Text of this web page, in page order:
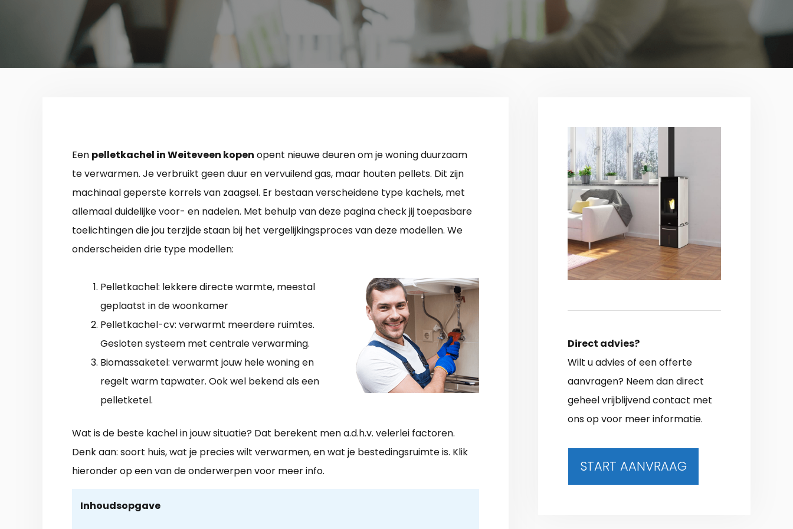
Een pelletkachel in Weiteveen kopen opent nieuwe deuren om je woning duurzaam
te verwarmen. Je verbruikt geen duur en vervuilend gas, maar houten pellets. Dit zijn
machinaal geperste korrels van zaagsel. Er bestaan verscheidene type kachels, met
allemaal duidelijke voor- en nadelen. Met behulp van deze pagina check jij toepasbare
toelichtingen die jou terzijde staan bij het vergelijkingsproces van deze modellen. We
onderscheiden drie type modellen:
Pelletkachel: lekkere directe warmte, meestal
geplaatst in de woonkamer
Pelletkachel-cv: verwarmt meerdere ruimtes.
Gesloten systeem met centrale verwarming.
Biomassaketel: verwarmt jouw hele woning en
regelt warm tapwater. Ook wel bekend als een
pelletketel.
Wat is de beste kachel in jouw situatie? Dat berekent men a.d.h.v. velerlei factoren.
Denk aan: soort huis, wat je precies wilt verwarmen, en wat je bestedingsruimte is. Klik
hieronder op een van de onderwerpen voor meer info.
Inhoudsopgave
Direct advies?
Wilt u advies of een offerte
aanvragen? Neem dan direct
geheel vrijblijvend contact met
ons op voor meer informatie.
START AANVRAAG